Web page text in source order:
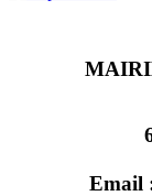
Email